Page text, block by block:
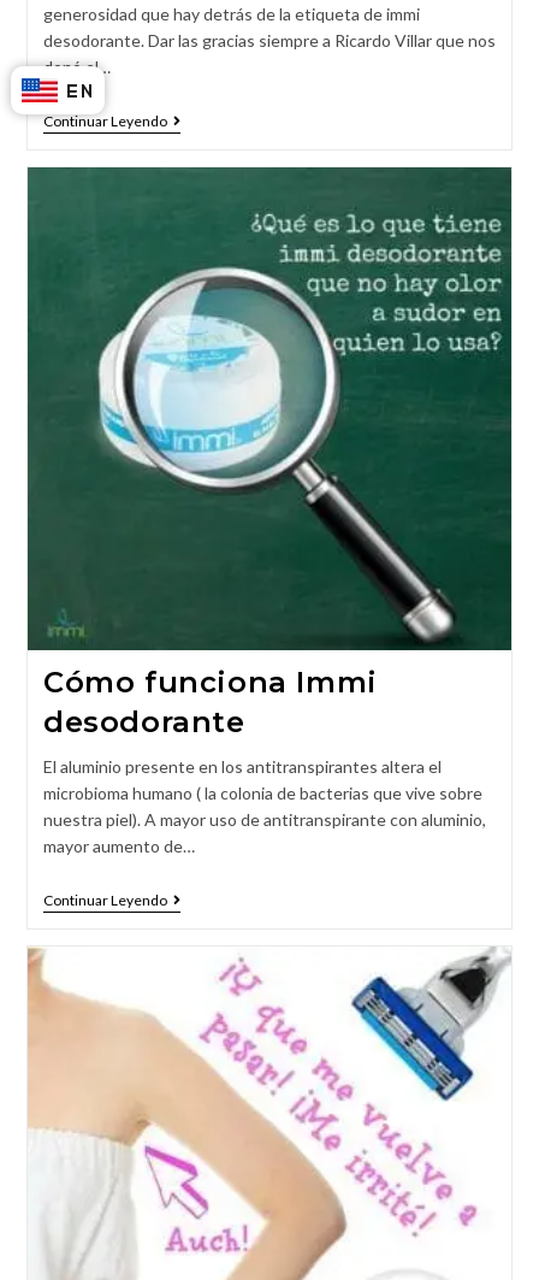
generosidad que hay detrás de la etiqueta de immi
desodorante. Dar las gracias siempre a Ricardo Villar que nos
donó el…
Continuar Leyendo
Cómo funciona Immi
desodorante
El aluminio presente en los antitranspirantes altera el
microbioma humano ( la colonia de bacterias que vive sobre
nuestra piel). A mayor uso de antitranspirante con aluminio,
mayor aumento de…
Continuar Leyendo